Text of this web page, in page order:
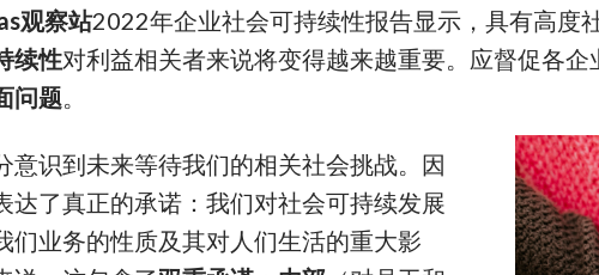
观察站2022年企业社会可持续性报告显示，具有高度
续性对利益相关者来说将变得越来越重要。应督促各企
问题。
意识到未来等待我们的相关社会挑战。因
达了真正的承诺：我们对社会可持续发展
们业务的性质及其对人们生活的重大影